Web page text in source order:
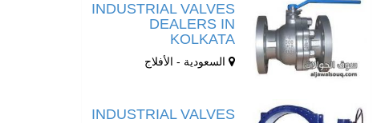
INDUSTRIAL VALVES
DEALERS IN
KOLKATA
السعودية - الأفلاج
INDUSTRIAL VALVES